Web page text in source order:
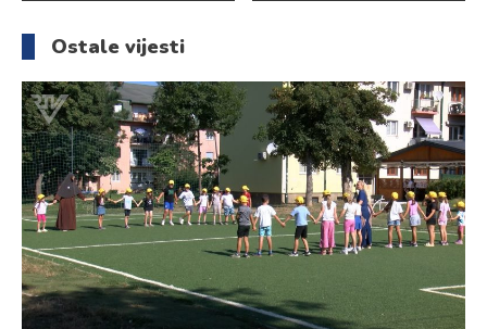
članaka
Ostale vijesti